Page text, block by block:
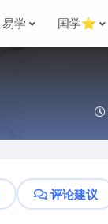
易学 国学⭐
评论建议